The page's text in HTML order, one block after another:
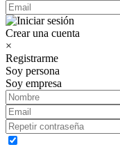
Crear una cuenta
×
Registrarme
Soy persona
Soy empresa